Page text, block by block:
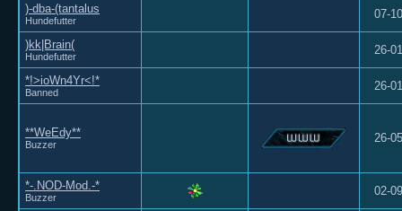
)-dba-(tantalus
Hundefutter 07-
)kk|Brain(
Hundefutter 26-
*!>ioWn4Yr<!*
Banned 26-
**WeEdy**
Buzzer 26-
*-.NOD-Mod.-*
Buzzer 02-